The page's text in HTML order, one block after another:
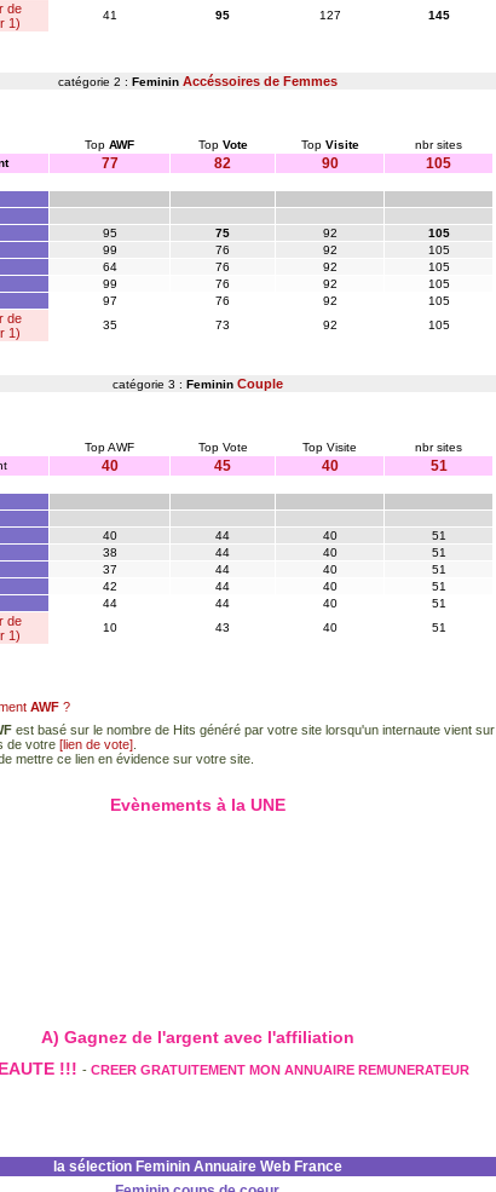
de
1)
41 95 127 145
catégorie 2 : Feminin Accéssoires de Femmes
Top AWF Top Vote Top Visite
nbr sites
77 82 90 105
95 75 92
105
99 76 92
105
64 76 92
105
99 76 92
105
97 76 92 105
de
1)
35 73 92 105
catégorie 3 : Feminin Couple
Top AWF Top Vote Top Visite
nbr sites
40 45 40 51
40 44 40
51
38 44 40
51
37 44 40
51
42 44 40
51
44 44 40 51
de
1)
10 43 40 51
AWF ?
est basé sur le nombre de Hits généré par votre site lorsqu'un internaute vient sur
de votre [lien de vote]
mettre ce lien en évidence sur votre site.
Evènements à la UNE
A) Gagnez de l'argent avec l'affiliation
!!! - CREER GRATUITEMENT MON ANNUAIRE REMUNERATEUR
la sélection Feminin Annuaire Web France